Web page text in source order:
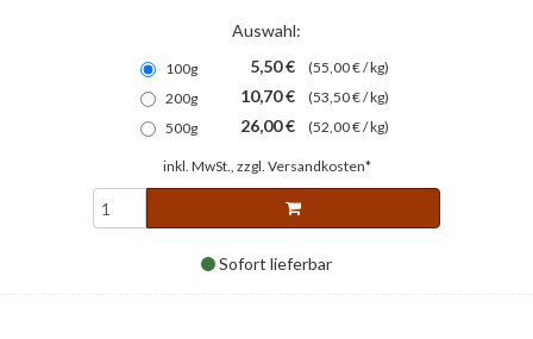
Auswahl:
100g 5,50 €
(55,00 € / kg)
200g
10,70 €
(53,50 € / kg)
500g
26,00 € (52,00 € / kg)
inkl. MwSt., zzgl. Versandkosten*
Sofort lieferbar